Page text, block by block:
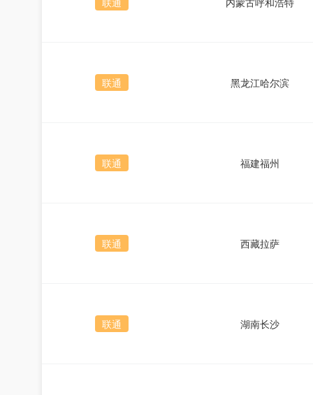
联通 黑龙江哈尔滨
联通 福建福州
联通 西藏拉萨
联通 湖南长沙